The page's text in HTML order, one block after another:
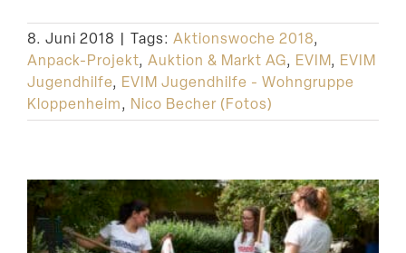
Suche
8. Juni 2018 | Tags: Aktionswoche 2018,
Anpack-Projekt, Auktion & Markt AG, EVIM, EVIM
Jugendhilfe, EVIM Jugendhilfe - Wohngruppe
Kloppenheim, Nico Becher (Fotos)